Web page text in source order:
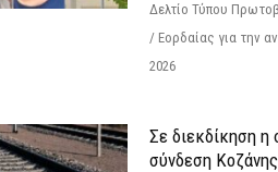
Δελτίο Τύπου
/ Εορδαίας για την
2026
Σε διεκδίκηση η
σύνδεση